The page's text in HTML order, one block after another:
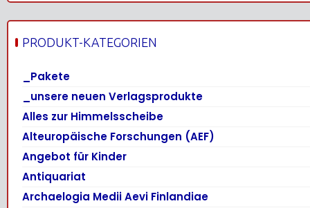
PRODUKT-KATEGORIEN
_Pakete
_unsere neuen Verlagsprodukte
Alles zur Himmelsscheibe
Alteuropäische Forschungen (AEF)
Angebot für Kinder
Antiquariat
Archaelogia Medii Aevi Finlandiae